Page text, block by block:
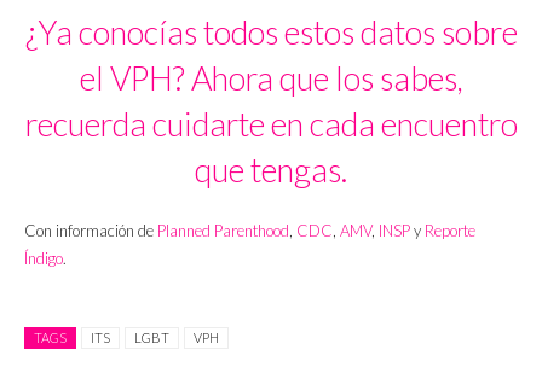
¿Ya conocías todos estos datos sobre
el VPH? Ahora que los sabes,
recuerda cuidarte en cada encuentro
que tengas.
Con información de Planned Parenthood CDC AMV, INSPy Reporte
Índigo.
TAGS ITS LGBT VPH